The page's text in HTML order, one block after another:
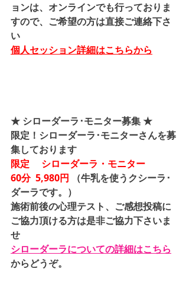
ョンは、オンラインでも行っておりま
すので、ご希望の方は直接ご連絡下さ
い
個人セッション詳細はこちらから
★ シローダーラ･モニター募集 ★
限定！シローダーラ･モニターさんを募
集しております
限定 　シローダーラ・モニター
60分  5,980円
（牛乳を使うクシーラ･
ダーラです。）
施術前後の心理テスト、ご感想投稿に
ご協力頂ける方は是非ご協力下さいま
せ
シローダーラについての詳細はこちら
からどうぞ。